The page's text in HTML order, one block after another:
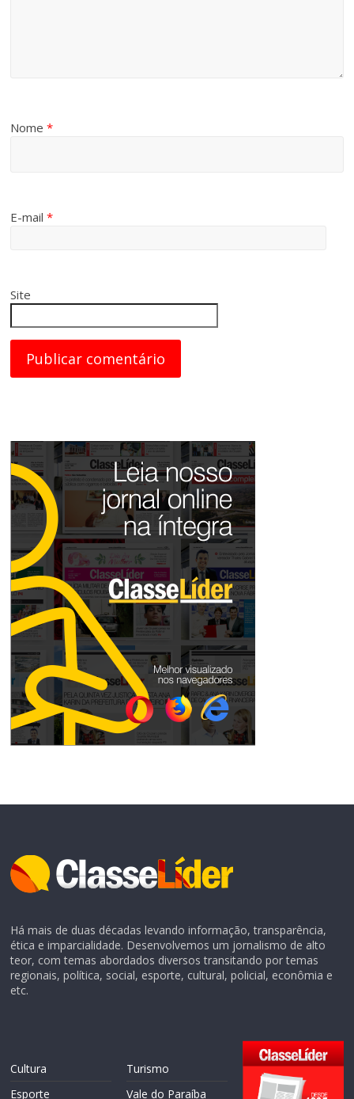
Nome*
E-mail*
Site
Há mais de duas décadas levando informação, transparência,
ética e imparcialidade. Desenvolvemos um jornalismo de alto
teor, com temas abordados diversos transitando por temas
regionais, política, social, esporte, cultural, policial, econômia e
etc.
Cultura
Esporte
Turismo
Vale do Paraíba